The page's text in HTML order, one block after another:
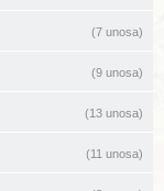
(7 unosa)
(9 unosa)
(13 unosa)
(11 unosa)